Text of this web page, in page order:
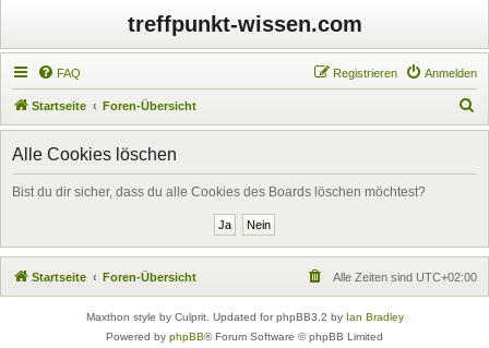
treffpunkt-wissen.com
FAQ Anmelden
Registrieren
Startseite Foren-Übersicht
u
Alle Cookies löschen
Bist du dir sicher, dass du alle Cookies des Boards löschen möchtest?
Startseite Foren-Übersicht Alle Zeiten sind UTC+02:00
Maxthon style by Culprit. Updated for phpBB3.2 by Ian Bradley
Powered by phpBB® Forum Software © phpBB Limited